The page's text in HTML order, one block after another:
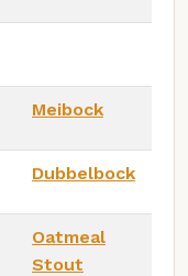
Meibock
Dubbelbock
Oatmeal
Stout